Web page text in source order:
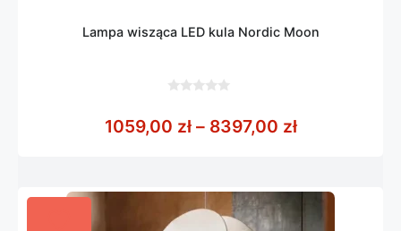
Lampa wisząca LED kula Nordic Moon
5
1059,00 zł – 8397,00 złZakres cen: